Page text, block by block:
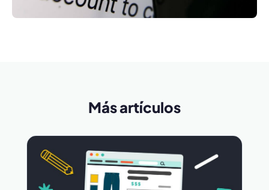
Más artículos